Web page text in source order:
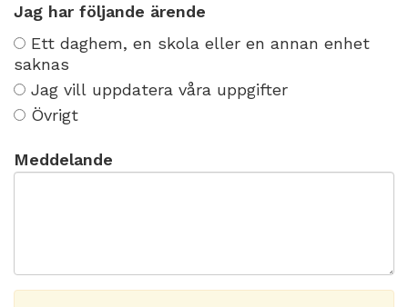
Jag har följande ärende
J
a
g
h
a
f
ö
saknas
Jag vill uppdatera våra uppgifter
Övrigt
Meddelande